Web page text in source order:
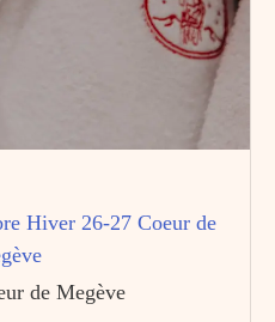
Hiver 26-27 Coeur de
de Megève